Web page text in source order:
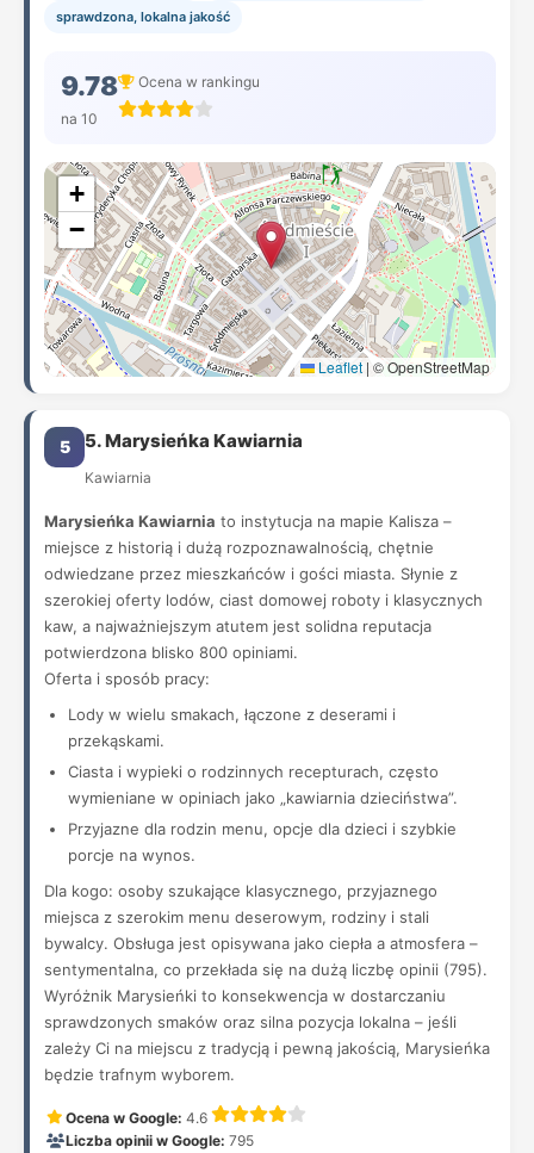
sprawdzona, lokalna jakość
9.78
na 10
Ocena w rankingu
+
−
Leaflet | © OpenStreetMap
5 5. Marysieńka Kawiarnia
Kawiarnia
Marysieńka Kawiarnia to instytucja na mapie Kalisza –
miejsce z historią i dużą rozpoznawalnością, chętnie
odwiedzane przez mieszkańców i gości miasta. Słynie z
szerokiej oferty lodów, ciast domowej roboty i klasycznych
kaw, a najważniejszym atutem jest solidna reputacja
potwierdzona blisko 800 opiniami.
Oferta i sposób pracy:
Lody w wielu smakach, łączone z deserami i
przekąskami.
Ciasta i wypieki o rodzinnych recepturach, często
wymieniane w opiniach jako „kawiarnia dzieciństwa”.
Przyjazne dla rodzin menu, opcje dla dzieci i szybkie
porcje na wynos.
Dla kogo: osoby szukające klasycznego, przyjaznego
miejsca z szerokim menu deserowym, rodziny i stali
bywalcy. Obsługa jest opisywana jako ciepła a atmosfera –
sentymentalna, co przekłada się na dużą liczbę opinii (795).
Wyróżnik Marysieńki to konsekwencja w dostarczaniu
sprawdzonych smaków oraz silna pozycja lokalna – jeśli
zależy Ci na miejscu z tradycją i pewną jakością, Marysieńka
będzie trafnym wyborem.
Ocena w Google: 4.6
Liczba opinii w Google: 795